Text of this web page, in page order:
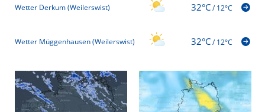
Wetter Derkum (Weilerswist) 32°C/12°C
Wetter Müggenhausen (Weilerswist) 32°C/12°C